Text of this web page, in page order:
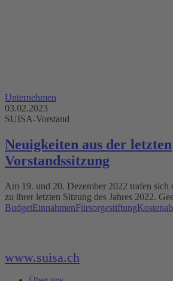
Unternehmen
03.02.2023
SUISA-Vorstand
Neuigkeiten aus der letzten
Vorstandssitzung
Am 19. und 20. Dezember 2022 trafen sich
zu ihrer letzten Sitzung des Jahres 2022.
BudgetEinnahmenFürsorgestiftung
www.suisa.ch